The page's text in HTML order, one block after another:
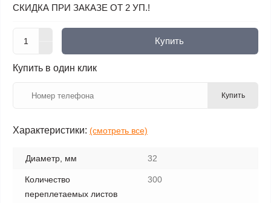
СКИДКА ПРИ ЗАКАЗЕ ОТ 2 УП.!
Купить
Купить в один клик
Купить
Характеристики: (смотреть все)
Диаметр, мм 32
Количество
переплетаемых листов
300